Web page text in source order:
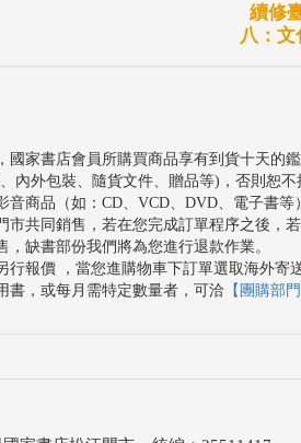
續修
八：
國家書店會員所購買商品享有到貨十天的
內外包裝、隨貨文件、贈品等)，否則恕不
音商品（如：CD、VCD、DVD、電子書
市共同銷售，若在您完成訂單程序之後，
，缺書部份我們將為您進行退款作業。
行報價 ，當您進購物車下訂單選取海外
書，或每月需特定數量者，可洽 【團購部門